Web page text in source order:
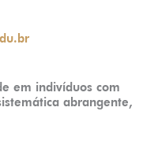
em indivíduos com
abrangente,